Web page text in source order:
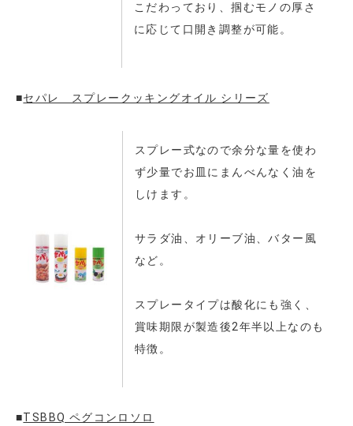
こだわっており、掴むモノの厚さ
に応じて口開き調整が可能。
■セパレ スプレークッキングオイル シリーズ
スプレー式なので余分な量を使わ
ず少量でお皿にまんべんなく油を
しけます。
サラダ油、オリーブ油、バター風
など。
スプレータイプは酸化にも強く、
賞味期限が製造後2年半以上なのも
特徴。
■TSBBQ ペグコンロソロ